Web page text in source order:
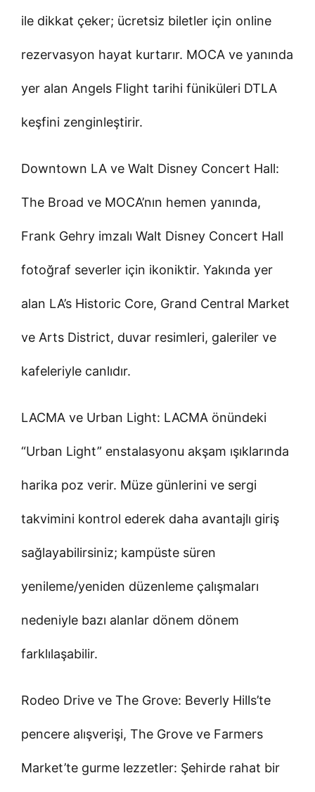
ile dikkat çeker; ücretsiz biletler için online
rezervasyon hayat kurtarır. MOCA ve yanında
yer alan Angels Flight tarihi füniküleri DTLA
keşfini zenginleştirir.
Downtown LA ve Walt Disney Concert Hall:
The Broad ve MOCA’nın hemen yanında,
Frank Gehry imzalı Walt Disney Concert Hall
fotoğraf severler için ikoniktir. Yakında yer
alan LA’s Historic Core, Grand Central Market
ve Arts District, duvar resimleri, galeriler ve
kafeleriyle canlıdır.
LACMA ve Urban Light: LACMA önündeki
“Urban Light” enstalasyonu akşam ışıklarında
harika poz verir. Müze günlerini ve sergi
takvimini kontrol ederek daha avantajlı giriş
sağlayabilirsiniz; kampüste süren
yenileme/yeniden düzenleme çalışmaları
nedeniyle bazı alanlar dönem dönem
farklılaşabilir.
Rodeo Drive ve The Grove: Beverly Hills’te
pencere alışverişi, The Grove ve Farmers
Market’te gurme lezzetler: Şehirde rahat bir